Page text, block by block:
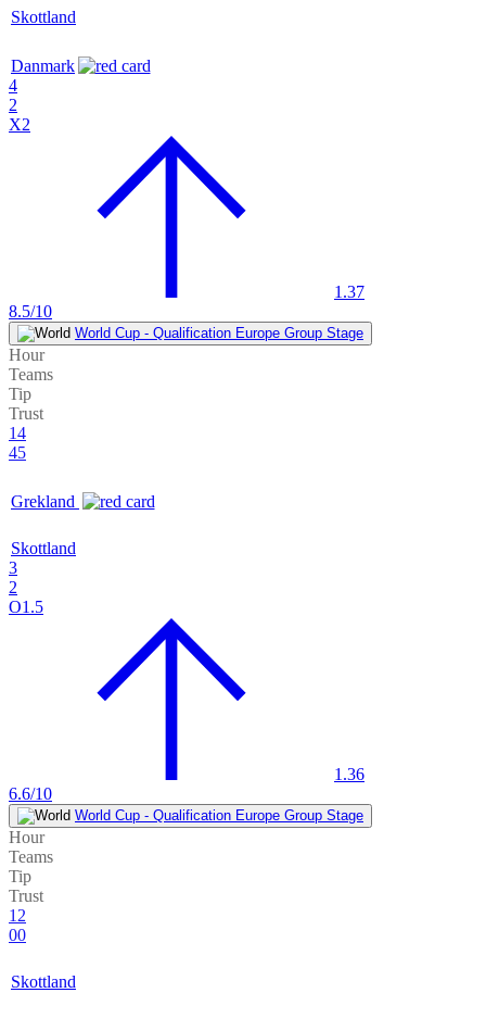
Skottland
Danmark
4
2
X2
1.37
8.5/10
World Cup - Qualification Europe Group Stage
Hour
Teams
Tip
Trust
14
45
Grekland
Skottland
3
2
O1.5
1.36
6.6/10
World Cup - Qualification Europe Group Stage
Hour
Teams
Tip
Trust
12
00
Skottland